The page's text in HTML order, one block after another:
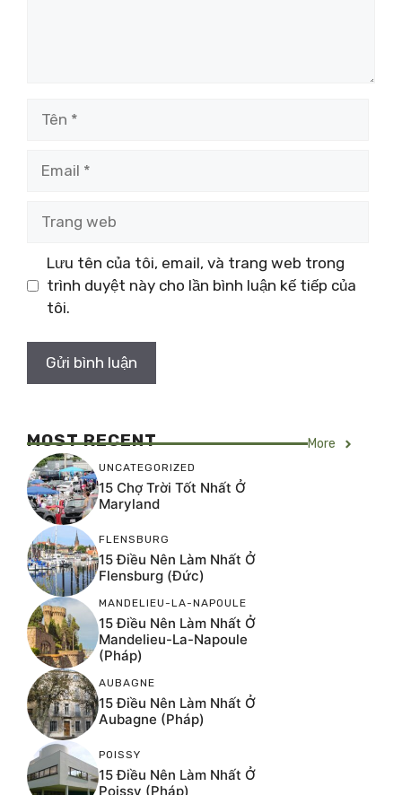
web
Lưu tên của tôi, email, và trang web trong
trình duyệt này cho lần bình luận kế tiếp của
tôi.
MOST RECENT More
UNCATEGORIZED
15 Chợ Trời Tốt Nhất Ở
Maryland
FLENSBURG
15 Điều Nên Làm Nhất Ở
Flensburg (Đức)
MANDELIEU-LA-NAPOULE
15 Điều Nên Làm Nhất Ở
Mandelieu-La-Napoule
(Pháp)
AUBAGNE
15 Điều Nên Làm Nhất Ở
Aubagne (Pháp)
POISSY
15 Điều Nên Làm Nhất Ở
Poissy (Pháp)